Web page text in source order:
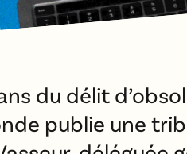
du délit
publie une